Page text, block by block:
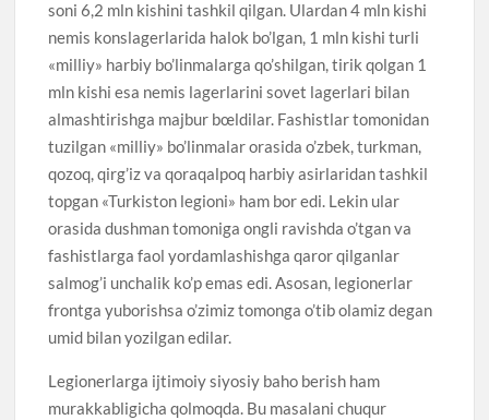
soni 6,2 mln kishini tashkil qilgan. Ulardan 4 mln kishi
nemis konslagerlarida halok bo’lgan, 1 mln kishi turli
«milliy» harbiy bo’linmalarga qo’shilgan, tirik qolgan 1
mln kishi esa nemis lagerlarini sovet lagerlari bilan
almashtirishga majbur bœldilar. Fashistlar tomonidan
tuzilgan «milliy» bo’linmalar orasida o’zbek, turkman,
qozoq, qirg’iz va qoraqalpoq harbiy asirlaridan tashkil
topgan «Turkiston legioni» ham bor edi. Lekin ular
orasida dushman tomoniga ongli ravishda o’tgan va
fashistlarga faol yordamlashishga qaror qilganlar
salmog’i unchalik ko’p emas edi. Asosan, legionerlar
frontga yuborishsa o’zimiz tomonga o’tib olamiz degan
umid bilan yozilgan edilar.
Legionerlarga ijtimoiy siyosiy baho berish ham
murakkabligicha qolmoqda. Bu masalani chuqur